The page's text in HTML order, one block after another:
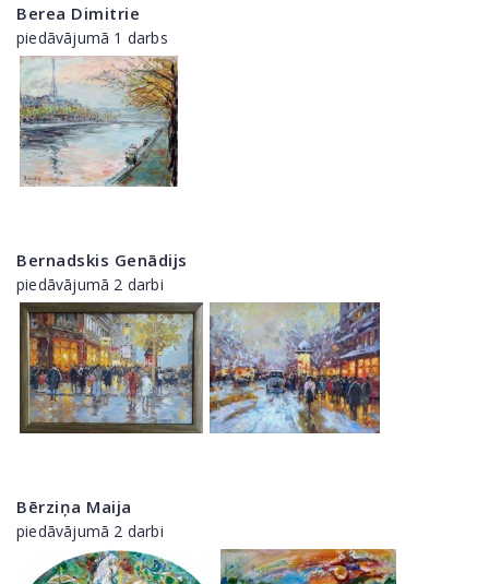
Berea Dimitrie
piedāvājumā 1 darbs
Bernadskis Genādijs
piedāvājumā 2 darbi
Bērziņa Maija
piedāvājumā 2 darbi